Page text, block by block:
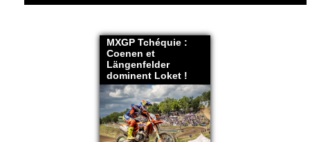
MXGP Tchéquie :
Coenen et
Längenfelder
dominent Loket !